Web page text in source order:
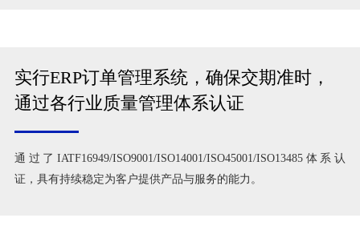
实行ERP订单管理系统，确保交期准时，
通过各行业质量管理体系认证
通过了IATF16949/ISO9001/ISO14001/ISO45001/ISO13485体系认
证，具有持续稳定为客户提供产品与服务的能力。